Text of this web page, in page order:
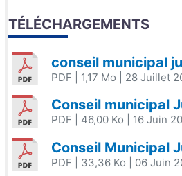
TÉLÉCHARGEMENTS
conseil municipal
PDF | 1,17 Mo | 28 Juillet
Conseil municipal
PDF | 46,00 Ko | 16 Juin
Conseil Municipal
PDF | 33,36 Ko | 06 Juin